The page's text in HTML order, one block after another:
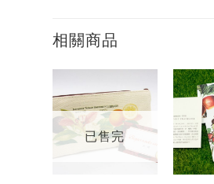
相關商品
加入
「願
望輕
單」
已售完